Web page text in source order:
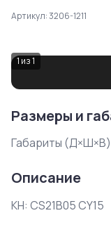
Артикул:3206-1211
1 из1
Размеры и
Габариты (Д×Ш×В)
Описание
КН: CS21B05 CY15